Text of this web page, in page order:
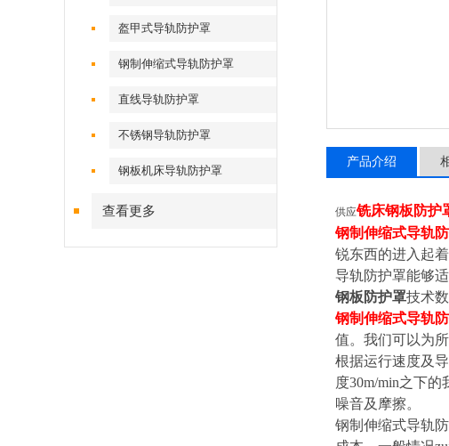
盔甲式导轨防护罩
钢制伸缩式导轨防护罩
直线导轨防护罩
不锈钢导轨防护罩
钢板机床导轨防护罩
查看更多
产品介绍
供应铣床钢板防护
钢制伸缩式导轨
锐东西的进入起
导轨防护罩能够
钢板防护罩技术
钢制伸缩式导轨
值。我们可以为
根据运行速度及
度30m/min之下
噪音及摩擦。
钢制伸缩式导轨